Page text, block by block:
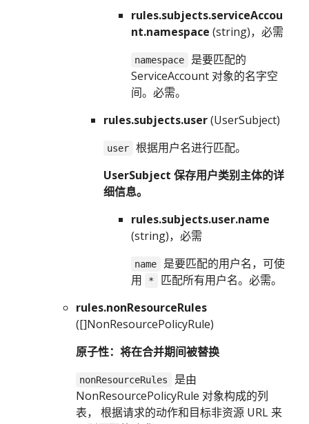
rules.subjects.serviceAccou
nt.namespace (string)，必需
namespace
是要匹配的
ServiceAccount 对象的名字空
间。必需。
rules.subjects.user(UserSubject)
user
根据用户名进行匹配。
UserSubject 保存用户类别主体的详
细信息。
rules.subjects.user.name
(string)，必需
name
是要匹配的用户名，可使
用
*
匹配所有用户名。必需。
rules.nonResourceRules
([]NonResourcePolicyRule)
原子性：将在合并期间被替换
nonResourceRules
是由
NonResourcePolicyRule 对象构成的列
表， 根据请求的动作和目标非资源 URL 来